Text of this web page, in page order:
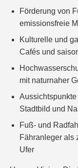
Förderung von
emissionsfreie
Kulturelle und
Cafés und
mit naturnaher
Stadtbild und
Fuß- und
Fähranleger als
Ufer